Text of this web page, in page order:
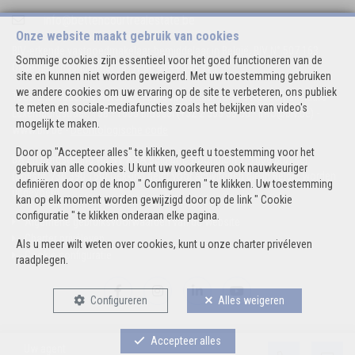
Onze website maakt gebruik van cookies
Sommige cookies zijn essentieel voor het goed functioneren van de
site en kunnen niet worden geweigerd. Met uw toestemming gebruiken
we andere cookies om uw ervaring op de site te verbeteren, ons publiek
te meten en sociale-mediafuncties zoals het bekijken van video's
mogelijk te maken.
Door op "Accepteer alles" te klikken, geeft u toestemming voor het
gebruik van alle cookies. U kunt uw voorkeuren ook nauwkeuriger
definiëren door op de knop " Configureren " te klikken. Uw toestemming
kan op elk moment worden gewijzigd door op de link " Cookie
configuratie " te klikken onderaan elke pagina.
Als u meer wilt weten over cookies, kunt u onze charter privéleven
raadplegen.
Configureren Alles weigeren
Accepteer alles
info@bettencourtrealestate.be
Ondernemingsnummer : BTW BE 0544.346.974
Toezichthoudende Autoriteit : Beroepinstituut van Vastgoedmakelaars
Luxemburgstraat, 16B - 1000 Brussel (+32 2 505 38 50 - info@biv.be) -
www.biv.be-Deontologische code
BA en borgstelling via NV AXA Belgium, Troonplein 1, 1000 Brussel
(polisnr. 730.390.160) Dekking geldt voor activiteiten die in België worden
uitgevoerd
Algemene gebruiksvoorwaarden van de website
Charter privéleven
Cookie configuratie
WHISE DESIGNED AND DEVELOPED BY